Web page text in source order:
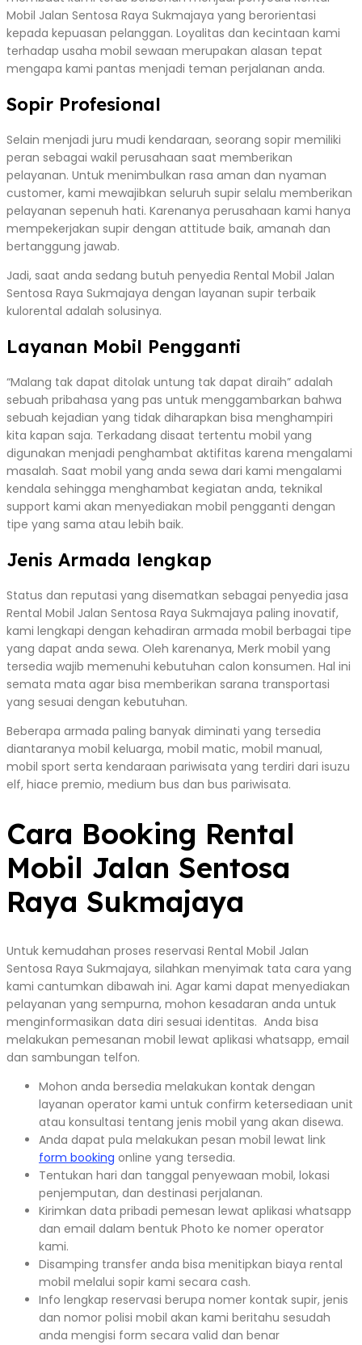
Mobil Jalan Sentosa Raya Sukmajaya yang berorientasi
kepada kepuasan pelanggan. Loyalitas dan kecintaan kami
terhadap usaha mobil sewaan merupakan alasan tepat
mengapa kami pantas menjadi teman perjalanan anda.
Sopir Profesional
Selain menjadi juru mudi kendaraan, seorang sopir memiliki
peran sebagai wakil perusahaan saat memberikan
pelayanan. Untuk menimbulkan rasa aman dan nyaman
customer, kami mewajibkan seluruh supir selalu memberikan
pelayanan sepenuh hati. Karenanya perusahaan kami hanya
mempekerjakan supir dengan attitude baik, amanah dan
bertanggung jawab.
Jadi, saat anda sedang butuh penyedia Rental Mobil Jalan
Sentosa Raya Sukmajaya dengan layanan supir terbaik
kulorental adalah solusinya.
Layanan Mobil Pengganti
“Malang tak dapat ditolak untung tak dapat diraih” adalah
sebuah pribahasa yang pas untuk menggambarkan bahwa
sebuah kejadian yang tidak diharapkan bisa menghampiri
kita kapan saja. Terkadang disaat tertentu mobil yang
digunakan menjadi penghambat aktifitas karena mengalami
masalah. Saat mobil yang anda sewa dari kami mengalami
kendala sehingga menghambat kegiatan anda, teknikal
support kami akan menyediakan mobil pengganti dengan
tipe yang sama atau lebih baik.
Jenis Armada lengkap
Status dan reputasi yang disematkan sebagai penyedia jasa
Rental Mobil Jalan Sentosa Raya Sukmajaya paling inovatif,
kami lengkapi dengan kehadiran armada mobil berbagai tipe
yang dapat anda sewa. Oleh karenanya, Merk mobil yang
tersedia wajib memenuhi kebutuhan calon konsumen. Hal ini
semata mata agar bisa memberikan sarana transportasi
yang sesuai dengan kebutuhan.
Beberapa armada paling banyak diminati yang tersedia
diantaranya mobil keluarga, mobil matic, mobil manual,
mobil sport serta kendaraan pariwisata yang terdiri dari isuzu
elf, hiace premio, medium bus dan bus pariwisata.
Cara Booking Rental
Mobil Jalan Sentosa
Raya Sukmajaya
Untuk kemudahan proses reservasi Rental Mobil Jalan
Sentosa Raya Sukmajaya, silahkan menyimak tata cara yang
kami cantumkan dibawah ini. Agar kami dapat menyediakan
pelayanan yang sempurna, mohon kesadaran anda untuk
menginformasikan data diri sesuai identitas. Anda bisa
melakukan pemesanan mobil lewat aplikasi whatsapp, email
dan sambungan telfon.
Mohon anda bersedia melakukan kontak dengan
layanan operator kami untuk confirm ketersediaan unit
atau konsultasi tentang jenis mobil yang akan disewa.
Anda dapat pula melakukan pesan mobil lewat link
form booking online yang tersedia.
Tentukan hari dan tanggal penyewaan mobil, lokasi
penjemputan, dan destinasi perjalanan.
Kirimkan data pribadi pemesan lewat aplikasi whatsapp
dan email dalam bentuk Photo ke nomer operator
kami.
Disamping transfer anda bisa menitipkan biaya rental
mobil melalui sopir kami secara cash.
Info lengkap reservasi berupa nomer kontak supir, jenis
dan nomor polisi mobil akan kami beritahu sesudah
anda mengisi form secara valid dan benar